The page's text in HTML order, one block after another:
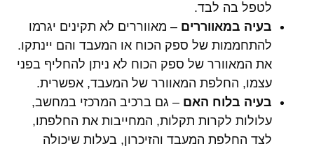
לטפל בה לבד.
בעיה במאווררים – מאווררים לא תקינים יגרמו
להתחממות של ספק הכוח או המעבד והם יינתקו.
את המאוורר של ספק הכוח לא ניתן להחליף בפני
עצמו, החלפת המאוורר של המעבד, אפשרית.
בעיה בלוח האם – גם ברכיב המרכזי במחשב,
עלולות לקרות תקלות, המחייבות את החלפתו,
לצד החלפת המעבד והזיכרון, בעלות שיכולה